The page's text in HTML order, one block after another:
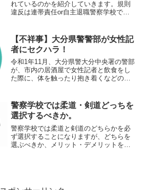
れているのかを紹介していきます。規則
違反は連帯責任or自主退職警察学校で
任、あるいは自主退職となることが多い
です。連帯責任には、外出...
【不祥事】大分県警警部が女性記
者にセクハラ！
令和1年11月、大分県警大分中央署の警部
が、市内の居酒屋で女性記者と飲食をし
た際に、体を触ったり抱き着くなどのセ
が、市内の居酒屋でテレビ局の女性記者2
人と同僚の警察官...
警察学校では柔道・剣道どっちを
選択するべきか。
警察学校では柔道と剣道のどちらかを必
ず選択することになりますが、どちらを
選ぶべきか、メリット・デメリットを挙